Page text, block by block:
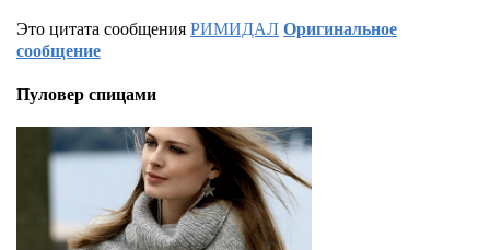
Это цитата сообщенияРИМИДАЛОригинальное
сообщение
Пуловер спицами